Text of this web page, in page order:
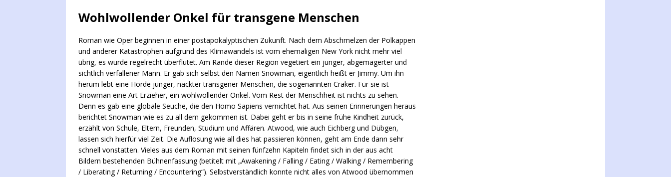
Wohlwollender Onkel für transgene Menschen
Roman wie Oper beginnen in einer postapokalyptischen Zukunft. Nach dem Abschmelzen der Polkappen
und anderer Katastrophen aufgrund des Klimawandels ist vom ehemaligen New York nicht mehr viel
übrig, es wurde regelrecht überflutet. Am Rande dieser Region vegetiert ein junger, abgemagerter und
sichtlich verfallener Mann. Er gab sich selbst den Namen Snowman, eigentlich heißt er Jimmy. Um ihn
herum lebt eine Horde junger, nackter transgener Menschen, die sogenannten Craker. Für sie ist
Snowman eine Art Erzieher, ein wohlwollender Onkel. Vom Rest der Menschheit ist nichts zu sehen.
Denn es gab eine globale Seuche, die den Homo Sapiens vernichtet hat. Aus seinen Erinnerungen heraus
berichtet Snowman wie es zu all dem gekommen ist. Dabei geht er bis in seine frühe Kindheit zurück,
erzählt von Schule, Eltern, Freunden, Studium und Affären. Atwood, wie auch Eichberg und Dübgen,
lassen sich hierfür viel Zeit. Die Auflösung wie all dies hat passieren können, geht am Ende dann sehr
schnell vonstatten. Vieles aus dem Roman mit seinen fünfzehn Kapiteln findet sich in der aus acht
Bildern bestehenden Bühnenfassung (betitelt mit „Awakening / Falling / Eating / Walking / Remembering
/ Liberating / Returning / Encountering“). Selbstverständlich konnte nicht alles von Atwood übernommen